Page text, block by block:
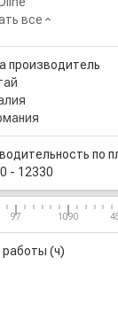
все
производитель
по
0 - 12330
97 1090
работы (ч)